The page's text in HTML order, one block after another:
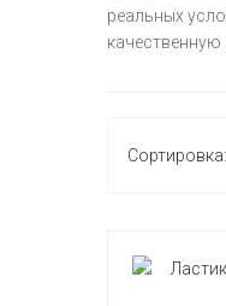
реальных
Сортировка: